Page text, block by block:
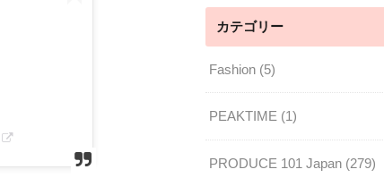
カテゴリー
Fashion (5)
PEAKTIME (1)
PRODUCE 101 Japan (279)